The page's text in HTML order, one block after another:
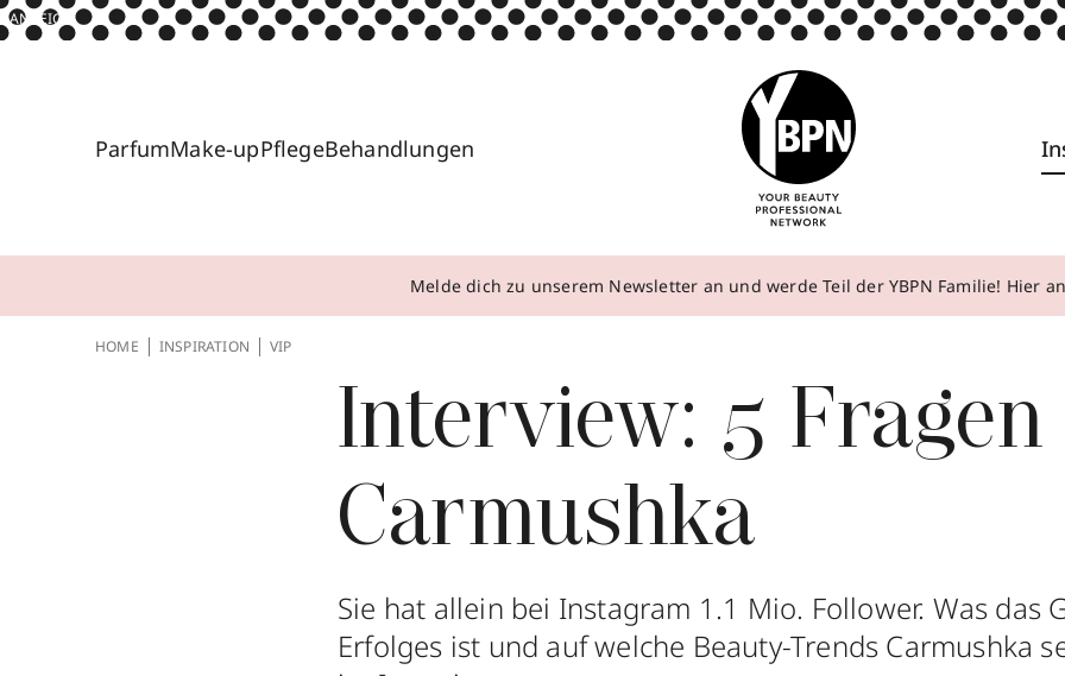
ANZEIGE
ParfumMake-upPflegeBehandlungen
Melde dich zu unserem Newsletter an und werde Teil der YBPN Familie! Hier
HOME INSPIRATION VIP
Interview: 5 Fragen
Carmushka
Sie hat allein bei Instagram 1.1 Mio. Follower. Was das
Erfolges ist und auf welche Beauty-Trends Carmushka